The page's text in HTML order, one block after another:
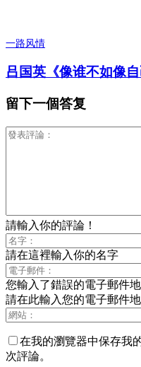
一路风情
吕国英《像谁不如像
留下一個答复
請輸入你的評論！
請在這裡輸入你的名字
您輸入了錯誤的電子郵件地
請在此輸入您的電子郵件
在我的瀏覽器中保存我
次評論。